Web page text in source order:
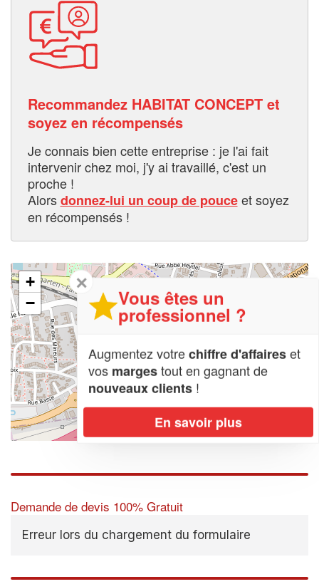
Recommandez HABITAT CONCEPT et
soyez en récompensés
Je connais bien cette entreprise : je l'ai fait
intervenir chez moi, j'y ai travaillé, c'est un
proche !
Alorsdonnez-lui un coup de pouceet soyez
en récompensés !
+
−
Leaflet| Map data ©OpenStreetMap contributors,CC-BY-SA
Demande de devis 100% Gratuit
Erreur lors du chargement du formulaire
✕
Vous êtes un
professionnel ?
Augmentez votrechiffre d'affaireset
vos margestout en gagnant de
nouveaux clients !
En savoir plus